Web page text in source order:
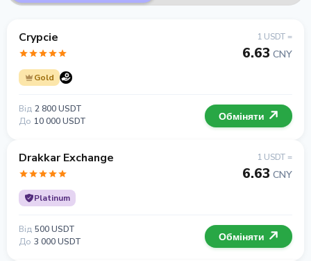
Crypcie
Gold
1 USDT =
6.63 CNY
Від 2 800 USDT
До 10 000 USDT Обміняти
Drakkar Exchange
Platinum
1 USDT =
6.63 CNY
Від 500 USDT
До 3 000 USDT Обміняти